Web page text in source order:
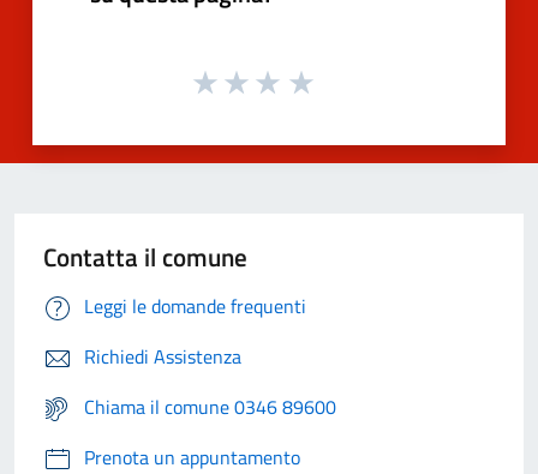
Contatta il comune
Leggi le domande frequenti
Richiedi Assistenza
Chiama il comune 0346 89600
Prenota un appuntamento